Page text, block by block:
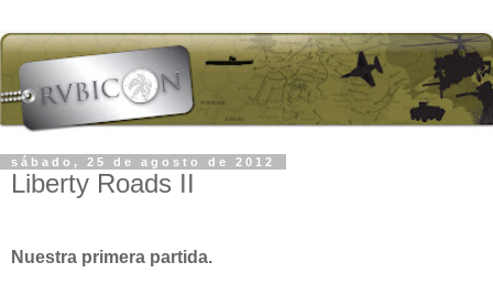
sábado, 25 de agosto de 2012
Liberty Roads II
Nuestra primera partida.